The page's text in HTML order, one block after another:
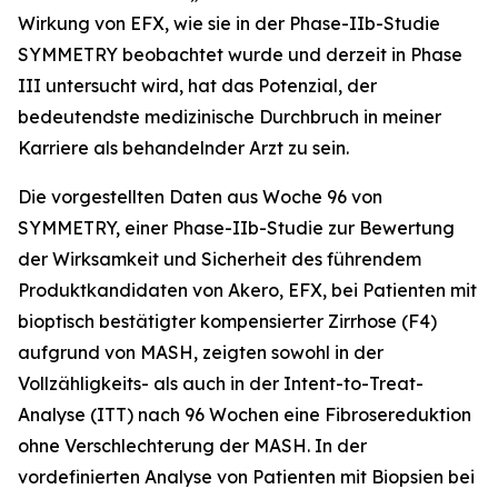
Wirkung von EFX, wie sie in der Phase-IIb-Studie
SYMMETRY beobachtet wurde und derzeit in Phase
III untersucht wird, hat das Potenzial, der
bedeutendste medizinische Durchbruch in meiner
Karriere als behandelnder Arzt zu sein.
Die vorgestellten Daten aus Woche 96 von
SYMMETRY, einer Phase-IIb-Studie zur Bewertung
der Wirksamkeit und Sicherheit des führendem
Produktkandidaten von Akero, EFX, bei Patienten mit
bioptisch bestätigter kompensierter Zirrhose (F4)
aufgrund von MASH, zeigten sowohl in der
Vollzähligkeits- als auch in der Intent-to-Treat-
Analyse (ITT) nach 96 Wochen eine Fibrosereduktion
ohne Verschlechterung der MASH. In der
vordefinierten Analyse von Patienten mit Biopsien bei